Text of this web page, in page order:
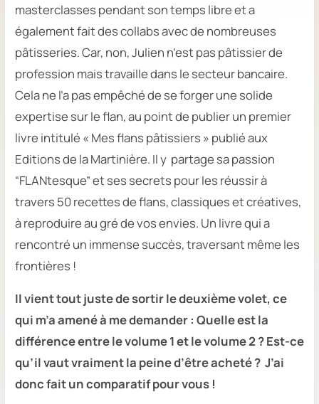
masterclasses pendant son temps libre et a
également fait des collabs avec de nombreuses
pâtisseries. Car, non, Julien n’est pas pâtissier de
profession mais travaille dans le secteur bancaire.
Cela ne l’a pas empêché de se forger une solide
expertise sur le flan, au point de publier un premier
livre intitulé « Mes flans pâtissiers » publié aux
Editions de la Martinière. Il y partage sa passion
“FLANtesque” et ses secrets pour les réussir à
travers 50 recettes de flans, classiques et créatives,
à reproduire au gré de vos envies. Un livre qui a
rencontré un immense succès, traversant même les
frontières !
Il vient tout juste de sortir le deuxième volet, ce
qui m’a amené à me demander : Quelle est la
différence entre le volume 1 et le volume 2 ? Est-ce
qu’il vaut vraiment la peine d’être acheté ? J’ai
donc fait un comparatif pour vous !